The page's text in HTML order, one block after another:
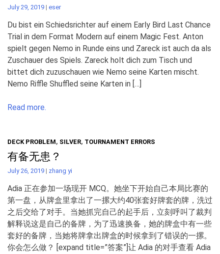
July 29, 2019 | eser
Du bist ein Schiedsrichter auf einem Early Bird Last Chance
Trial in dem Format Modern auf einem Magic Fest. Anton
spielt gegen Nemo in Runde eins und Zareck ist auch da als
Zuschauer des Spiels. Zareck holt dich zum Tisch und
bittet dich zuzuschauen wie Nemo seine Karten mischt.
Nemo Riffle Shuffled seine Karten in […]
Read more.
DECK PROBLEM, SILVER, TOURNAMENT ERRORS
有备无患？
July 26, 2019 | zhang yi
Adia 正在参加一场现开 MCQ。她坐下开始自己本局比赛的
第一盘，从牌盒里拿出了一摞大约40张套好牌套的牌，洗过
之后交给了对手。当她抓完自己的起手后，立刻呼叫了裁判
解释说这是自己的备牌，为了迅速换备，她的牌盒中有一些
套好的备牌，当她将牌拿出牌盒的时候拿到了错误的一摞。
你会怎么做？ [expand title=”答案”]让 Adia 的对手查看 Adia